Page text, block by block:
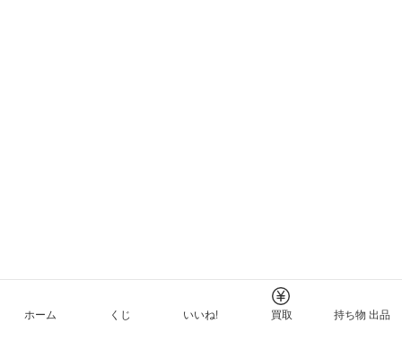
ホーム くじ いいね! 買取 持ち物 出品